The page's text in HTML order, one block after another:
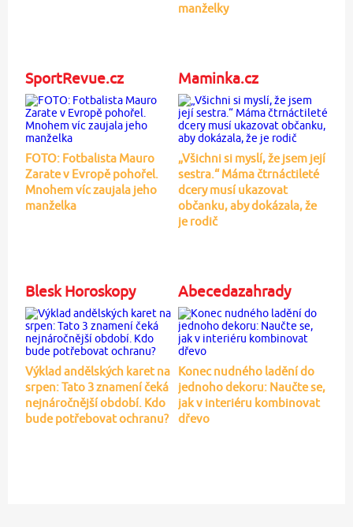
manželky
SportRevue.cz
FOTO: Fotbalista Mauro
Zarate v Evropě pohořel.
Mnohem víc zaujala jeho
manželka
Maminka.cz
„Všichni si myslí, že jsem její
sestra.“ Máma čtrnáctileté
dcery musí ukazovat
občanku, aby dokázala, že
je rodič
Blesk Horoskopy
Výklad andělských karet na
srpen: Tato 3 znamení čeká
nejnáročnější období. Kdo
bude potřebovat ochranu?
Abecedazahrady
Konec nudného ladění do
jednoho dekoru: Naučte se,
jak v interiéru kombinovat
dřevo